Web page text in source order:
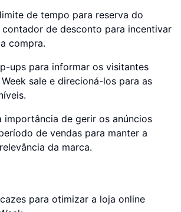
de tempo para reserva do
contador de desconto para incentivar
compra.
ups para informar os visitantes
sale e direcioná-los para as
importância de gerir os anúncios
de vendas para manter a
da marca.